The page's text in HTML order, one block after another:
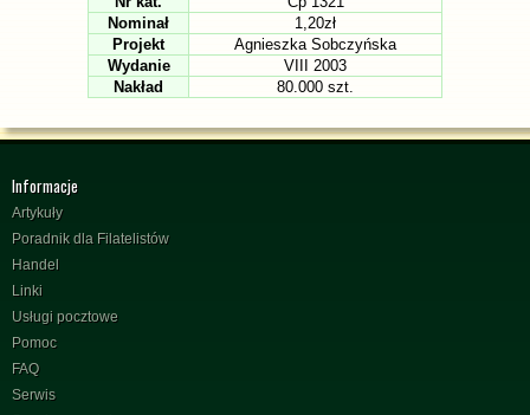
Nominał
1,20zł
Projekt
Agnieszka Sobczyńska
Wydanie
VIII 2003
Nakład
80.000 szt.
Informacje
Artykuły
Poradnik dla Filatelistów
Handel
Linki
Usługi pocztowe
Pomoc
FAQ
Serwis